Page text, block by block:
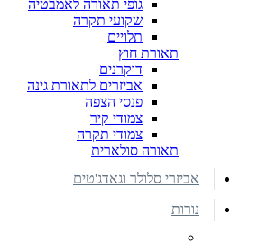
גופי תאורה לאמבטיה
שקועי תקרה
תלויים
תאורת חוץ
דוקרנים
אביזרים לתאורת גינה
פנסי הצפה
צמודי קיר
צמודי תקרה
תאורה סולארית
אביזרי סלולר וגאדג'טים
נורות